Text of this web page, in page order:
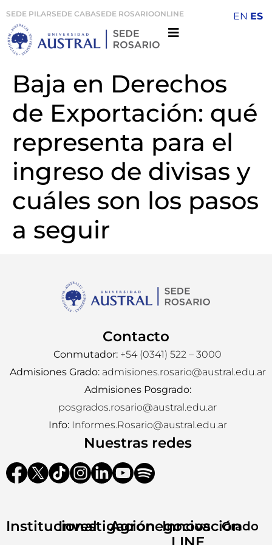
SEDE PILARSEDE CABASEDE ROSARIOONLINE
Baja en Derechos
de Exportación: qué
representa para el
ingreso de divisas y
cuáles son los pasos
a seguir
Contacto
Conmutador: +54 (0341) 522 – 3000
Admisiones Grado:admisiones.rosario@austral.edu.ar
Admisiones Posgrado:
posgrados.rosario@austral.edu.ar
Info:Informes.Rosario@austral.edu.ar
Nuestras redes
InstitucionalInvestigaciónAgronegocios
Innovación
Grado
EN ES